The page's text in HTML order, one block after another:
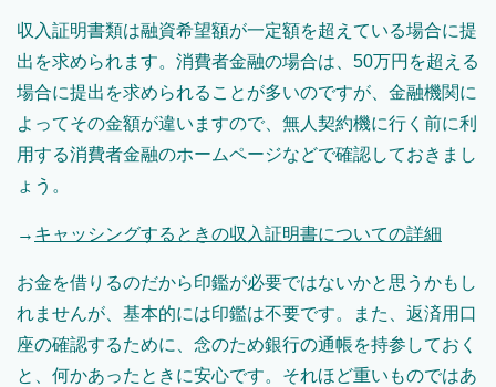
収入証明書類は融資希望額が一定額を超えている場合に提
出を求められます。消費者金融の場合は、50万円を超える
場合に提出を求められることが多いのですが、金融機関に
よってその金額が違いますので、無人契約機に行く前に利
用する消費者金融のホームページなどで確認しておきまし
ょう。
→ キャッシングするときの収入証明書についての詳細
お金を借りるのだから印鑑が必要ではないかと思うかもし
れませんが、基本的には印鑑は不要です。また、返済用口
座の確認するために、念のため銀行の通帳を持参しておく
と、何かあったときに安心です。それほど重いものではあ